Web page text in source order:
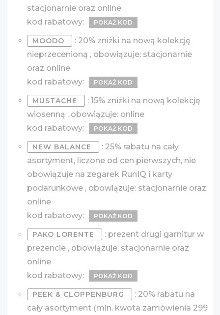
stacjonarnie oraz online
kod rabatowy:
POKAŻ KOD
MOODO
: 20% zniżki na nową kolekcję
nieprzecenioną , obowiązuje: stacjonarnie
oraz online
kod rabatowy:
POKAŻ KOD
MUSTACHE
: 15% zniżki na nową kolekcję
wiosenną , obowiązuje: online
kod rabatowy:
POKAŻ KOD
NEW BALANCE
: 25% rabatu na cały
asortyment, liczone od cen pierwszych, nie
obowiązuje na zegarek RunIQ i karty
podarunkowe , obowiązuje: stacjonarnie oraz
online
kod rabatowy:
POKAŻ KOD
PAKO LORENTE
: prezent drugi garnitur w
prezencie , obowiązuje: stacjonarnie oraz
online
kod rabatowy:
POKAŻ KOD
PEEK & CLOPPENBURG
: 20% rabatu na
cały asortyment (min. kwota zamówienia 299